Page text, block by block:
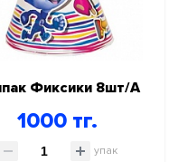
Фиксики 8шт/А
1000 тг.
упак